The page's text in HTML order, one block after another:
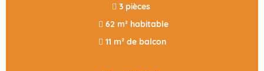
 3 pièces
 62 m² habitable
 11 m² de balcon